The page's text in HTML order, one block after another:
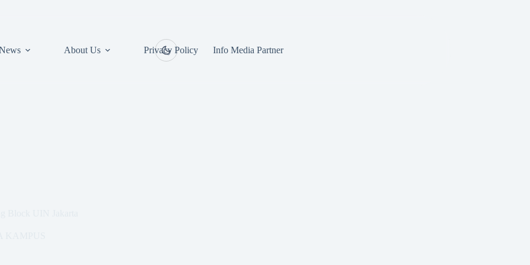
About Us Privacy Policy Info Media Partner